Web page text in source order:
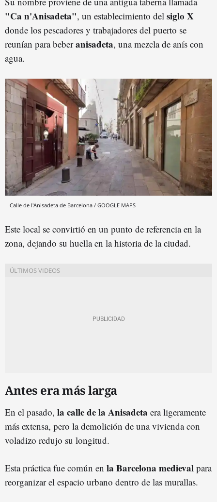
"Ca n'Anisadeta", un establecimiento del siglo X
donde los pescadores y trabajadores del puerto se
reunían para beberanisadeta, una mezcla de anís con
agua.
Calle de l'Anisadeta de Barcelona / GOOGLE MAPS
Este local se convirtió en un punto de referencia en la
zona, dejando su huella en la historia de la ciudad.
Antes era más larga
En el pasado, la calle de la Anisadeta era ligeramente
más extensa, pero la demolición de una vivienda con
voladizo redujo su longitud.
Esta práctica fue común en la Barcelona medieval para
reorganizar el espacio urbano dentro de las murallas.